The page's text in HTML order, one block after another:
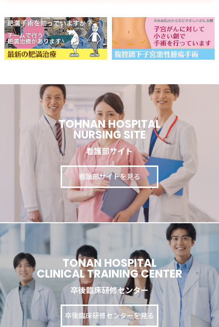
TOHNAN HOSPITAL
NURSING SITE
看護部サイト
看護部サイトを見る
TONAN HOSPITAL
CLINICAL TRAINING CENTER
卒後臨床研修センター
卒後臨床研修センターを見る